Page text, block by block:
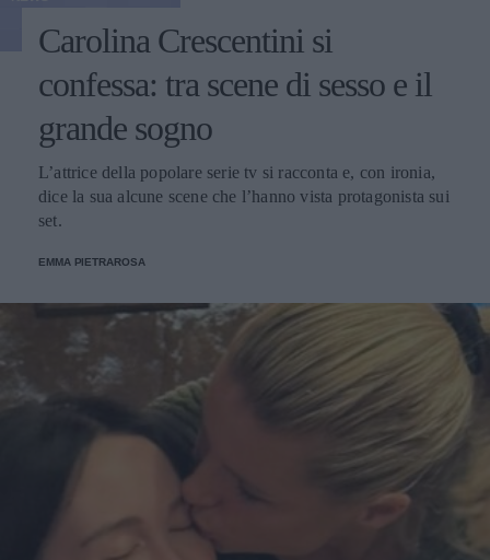
Carolina Crescentini si
confessa: tra scene di sesso e il
grande sogno
L’attrice della popolare serie tv si racconta e, con ironia,
dice la sua alcune scene che l’hanno vista protagonista sui
set.
EMMA PIETRAROSA